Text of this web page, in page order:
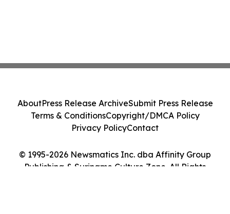
© 1995-2026 Newsmatics Inc. dba Affinity Group
Publishing & Suriname Culture Zone. All Rights
AboutPress Release ArchiveSubmit Press Release
Terms & ConditionsCopyright/DMCA Policy
Privacy PolicyContact